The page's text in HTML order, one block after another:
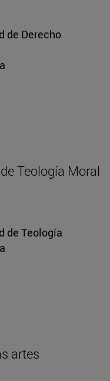
de Derecho
Teología Moral
de Teología
artes